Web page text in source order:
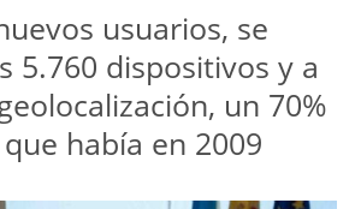
usuarios, se
5.760 dispositivos y a
un 70%
había en 2009